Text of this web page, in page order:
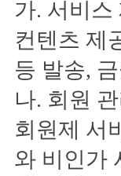
가. 서비
컨텐츠 제
등 발송,
나. 회원 관
회원제 서
와 비인가